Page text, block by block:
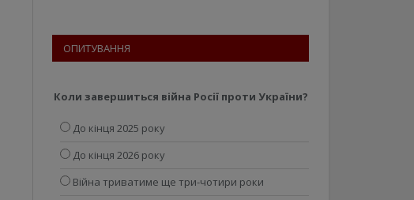
ОПИТУВАННЯ
Коли завершиться війна Росії проти України?
До кінця 2025 року
До кінця 2026 року
Війна триватиме ще три-чотири роки